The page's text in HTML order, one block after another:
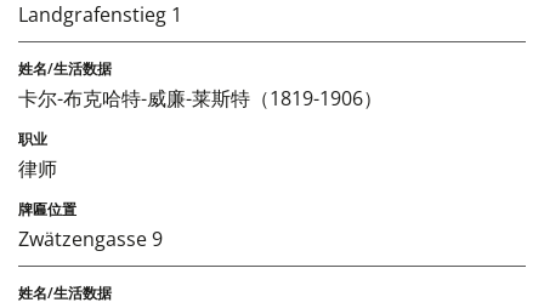
Landgrafenstieg 1
卡尔-布克哈特-威廉-莱斯特（1819-1906）
律师
Zwätzengasse 9